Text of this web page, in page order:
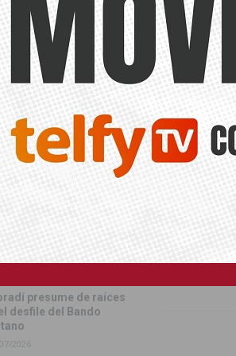
los
Compártelo:
También
No related
PP
2026
se adueña de
con la presentación
cargos festeros y la
del castillo
07/2026
de la Horadada
con emoción el
de su
como municipio
07/2026
presume de raíces
desfile del Bando
2026